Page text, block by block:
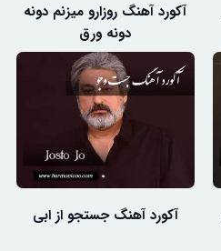
آکورد آهنگ روزارو میزنم دونه
دونه ورق
آکورد آهنگ جستجو از ابی